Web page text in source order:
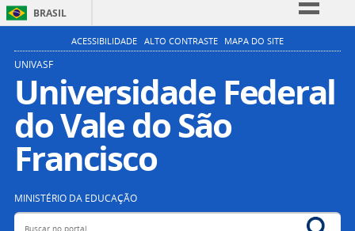
BRASIL
Simplifique!
Participe
Acesso à informação
Legislação
ACESSIBILIDADE ALTO CONTRASTE MAPA DO SITE
UNIVASF
Universidade Federal
do Vale do São
Francisco
MINISTÉRIO DA EDUCAÇÃO
Buscar no portal